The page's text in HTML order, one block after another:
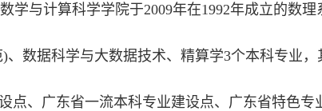
数学与计算科学学院于2009年在1992年成立的数
)、数据科学与大数据技术、精算学3个本科专业
点、广东省一流本科专业建设点、广东省特色